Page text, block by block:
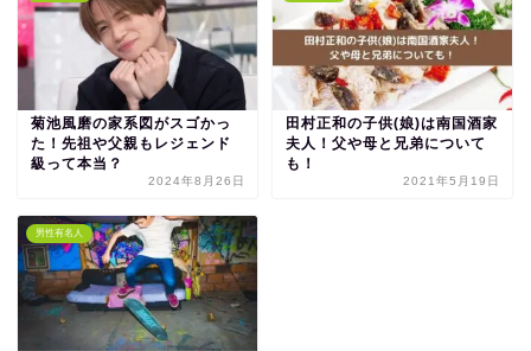
菊池風磨の家系図がスゴかっ
た！先祖や父親もレジェンド
級って本当？
2024年8月26日
田村正和の子供(娘)は南国酒家
夫人！父や母と兄弟について
も！
2021年5月19日
男性有名人